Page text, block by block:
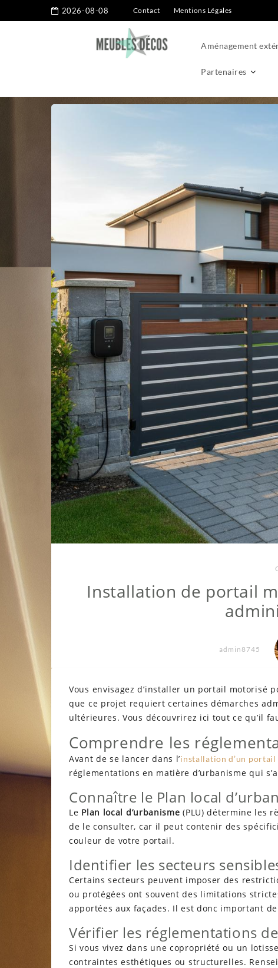
2026-08-08 Contact Mentions Légales
Aménagement
Partenaires
Installation de portail
admin8745
Vous envisagez d’installer un portail motorisé
que ce projet requiert certaines démarches
ultérieures. Vous découvrirez ici tout ce qu’il
Comprendre les
Avant de se lancer dans l’installation d’un
réglementations en matière d’urbanisme qui
Connaître le Plan local
Le Plan local d’urbanisme (PLU) détermine les
de le consulter, car il peut contenir des
couleur de votre portail.
Identifier les secteurs
Certains secteurs peuvent imposer des
ou protégées ont souvent des limitations
apportées aux façades. Il est donc important
Vérifier les réglementations
Si vous vivez dans une copropriété ou un
contraintes esthétiques ou structurelles.